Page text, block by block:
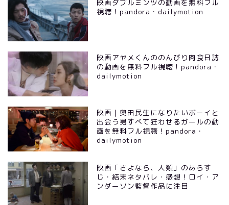
映画ダブルミンツの動画を無料フル
視聴！pandora・dailymotion
映画アヤメくんののんびり肉食日誌
の動画を無料フル視聴！pandora・
dailymotion
映画｜奥田民生になりたいボーイと
出会う男すべて狂わせるガールの動
画を無料フル視聴！pandora・
dailymotion
映画「さよなら、人類」のあらす
じ・結末ネタバレ・感想！ロイ・ア
ンダーソン監督作品に注目